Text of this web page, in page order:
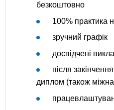
безкоштовно
100% практика
зручний графік
досвідчені
після
диплом (також